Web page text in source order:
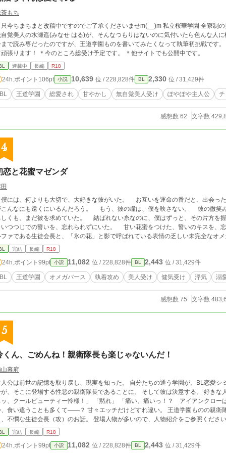
もち
ちまちまと改稿中ですのでご了承くださいませm(__)m 私立桜華学園 全寮制の男子校に入学した弟気質のぽやぽやチョロイン
覚美人の水瀬遥(みなせ はる)が、そんなつもりはないのに気付いたら色んな人
で読み専だったのですが、王道学園ものを書いてみたくなって執筆初挑戦です。 お手柔らかにお願いしますm(_ _)m 完結目指し
て頑張ります！ ＊今のところ総受け予定です。 ＊他サイトでも公開中です。
連載中 長編 R18
24h.ポイント 106pt 小説 10,639 位 / 228,828件 BL 2,330 位 / 31,429件
BL 王道学園 総愛され 甘やかし 無自覚美人受け ぽやぽや主人公
感想数 62 文字数
4
恋と花蜜マゼンダ
は、何よりも大切で、大好きな彼がいた。 お互いを運命の番だと、出会った時から思っていた
んなにも遠くにいるんだろう。 もう、彼の瞳は、僕を映さない。 彼の微笑みは、見るこ
しくも、まだ彼を求めていた。 結ばれない糸なのに、僕はずっと、その片方
つつじでの誓いを、忘れられずにいた。 甘い花蜜をつけた、誓いのキスを、忘れられずにいた。
ファである生徒会長と、「氷の花」と影で呼ばれている表情の乏しい未完全な
攻め以外との絡みもあります。なんでも大丈夫な方、ぜひお楽しみいただければ幸いです。 九条 聖（くじょ
さいおんじ・さくや） 夢木 美久（ゆめぎ・みく） 北条 柊（ほうじょう・しゅう） ◇◇◇ ご感想やいいね、ブック
クなど、ありがとうございます。大変励みになります。
完結 長編 R18
24h.ポイント 99pt 小説 11,082 位 / 228,828件 BL 2,443 位 / 31,429件
BL 王道学園 オメガバース 執着攻め 美人受け 健気受け 浮気 溺
感想数 75 文字数
5
くん、ごめんね！親衛隊長も楽じゃないんだ！
幕府
公は前世の記憶を取り戻し、現実を知った。 自分たちの通う学園が、BL恋愛
、そこに登場する性悪の親衛隊長であることに。 そして彼は決意する。 好きな
、クールビューティー怜様！」 「黙れ」 「痛い、痛いっ！？ アイアンクローは痛いよ、怜くん！
、食い違うことも多くて――？ 甘々エッチだけどすれ違い。 王道学園ものの親衛
不憫な生徒会長（攻）のお話。 登場人物が多いので、人物紹介をご参照くだ
完結 長編 R18
24h.ポイント 99pt 小説 11,082 位 / 228,828件 BL 2,443 位 / 31,429件